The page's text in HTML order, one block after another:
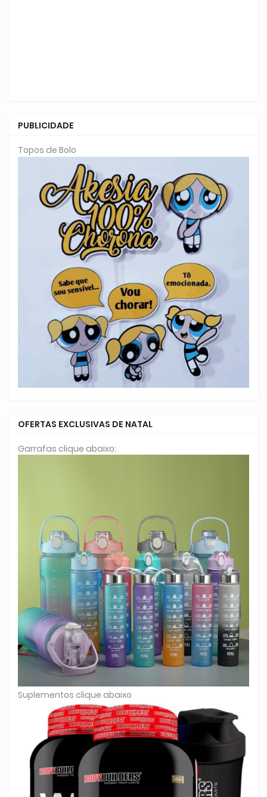
PUBLICIDADE
Topos de Bolo
OFERTAS EXCLUSIVAS DE NATAL
Garrafas clique abaixo:
Suplementos clique abaixo